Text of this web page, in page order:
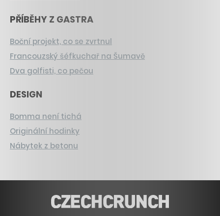
PŘÍBĚHY Z GASTRA
Boční projekt, co se zvrtnul
Francouzský šéfkuchař na Šumavě
Dva golfisti, co pečou
DESIGN
Bomma není tichá
Originální hodinky
Nábytek z betonu